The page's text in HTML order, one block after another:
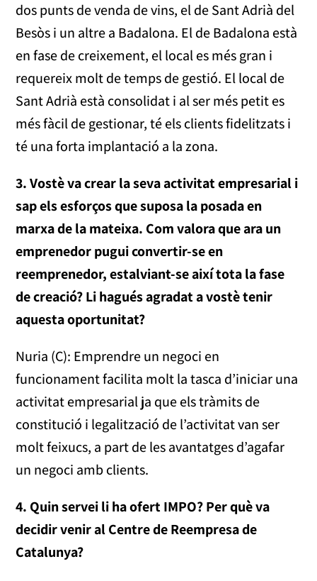
dos punts de venda de vins, el de Sant Adrià del
Besòs i un altre a Badalona. El de Badalona està
en fase de creixement, el local es més gran i
requereix molt de temps de gestió. El local de
Sant Adrià està consolidat i al ser més petit es
més fàcil de gestionar, té els clients fidelitzats i
té una forta implantació a la zona.
3.Vostè va crear la seva activitat empresarial i
sap els esforços que suposa la posada en
marxa de la mateixa. Com valora que ara un
emprenedor pugui convertir-se en
reemprenedor, estalviant-se així tota la fase
de creació? Li hagués agradat a vostè tenir
aquesta oportunitat?
Nuria (C): Emprendre un negoci en
funcionament facilita molt la tasca d’iniciar una
activitat empresarial ja que els tràmits de
constitució i legalització de l’activitat van ser
molt feixucs, a part de les avantatges d’agafar
un negoci amb clients.
4. Quin servei li ha ofert IMPO? Per què va
decidir venir al Centre de Reempresa de
Catalunya?